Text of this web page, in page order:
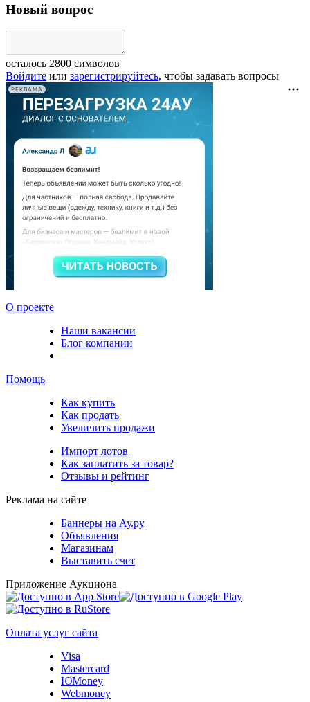
Новый вопрос
осталось 2800 символов
Войдите или зарегистрируйтесь, чтобы задавать вопросы
РЕКЛАМА
О проекте
Наши вакансии
Блог компании
Помощь
Как купить
Как продать
Увеличить продажи
Импорт лотов
Как заплатить за товар?
Отзывы и рейтинг
Реклама на сайте
Баннеры на Ау.ру
Объявления
Магазинам
Выставить счет
Приложение Аукциона
Оплата услуг сайта
Visa
Mastercard
ЮMoney
Webmoney